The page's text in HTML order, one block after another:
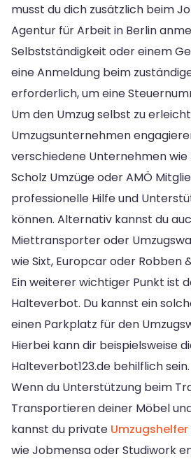
musst du dich zusätzlich beim
Agentur für Arbeit in Berlin
Selbstständigkeit oder einem
eine Anmeldung beim
erforderlich, um eine
Um den Umzug selbst zu
Umzugsunternehmen
verschiedene Unternehmen wie
Scholz Umzüge oder AMÖ
professionelle Hilfe und
können. Alternativ kannst du
Miettransporter oder
wie Sixt, Europcar oder Robben
Ein weiterer wichtiger Punkt ist
Halteverbot. Du kannst ein
einen Parkplatz für den
Hierbei kann dir beispielsweise
Halteverbot123.de behilflich sein.
Wenn du Unterstützung beim
Transportieren deiner Möbel
kannst du private Umzugshelfer
wie Jobmensa oder Studiwork